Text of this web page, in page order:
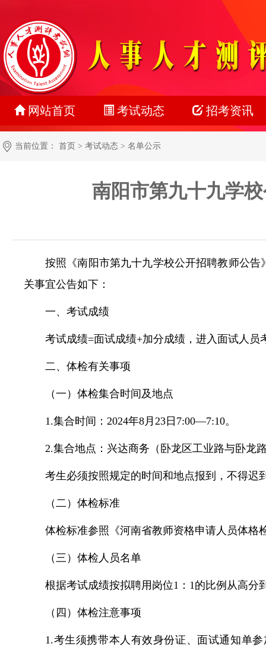
网站首页 考试动态
最新动态
准考证打印
名单公示
报考指南
招考资讯
教师系统
社会招聘
校园招聘
当前位置： 首页 > 考试动态 > 名单公示
南阳市第九十九学
按照《南阳市第九十九学校公开招聘教师公
关事宜公告如下：
一、考试成绩
考试成绩=面试成绩+加分成绩，进入面试人员
二、体检有关事项
（一）体检集合时间及地点
1.集合时间：2024年8月23日7:00—7:10。
2.集合地点：兴达商务（卧龙区工业路与卧龙
考生必须按照规定的时间和地点报到，不得迟
（二）体检标准
体检标准参照《河南省教师资格申请人员体格
（三）体检人员名单
根据考试成绩按拟聘用岗位1：1的比例从高
（四）体检注意事项
1.考生须携带本人有效身份证、面试通知单